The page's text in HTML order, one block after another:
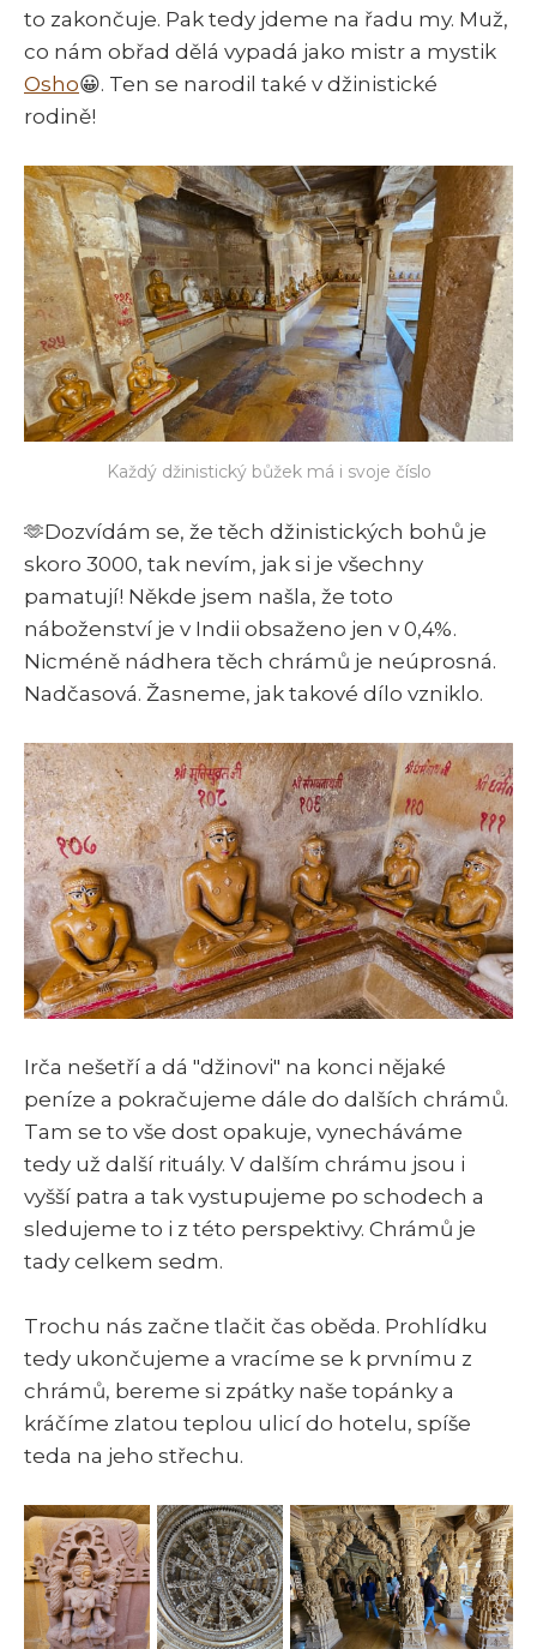
to zakončuje. Pak tedy jdeme na řadu my. Muž,
co nám obřad dělá vypadá jako mistr a mystik
Osho😀. Ten se narodil také v džinistické
rodině!
Každý džinistický bůžek má i svoje číslo
🫶Dozvídám se, že těch džinistických bohů je
skoro 3000, tak nevím, jak si je všechny
pamatují! Někde jsem našla, že toto
náboženství je v Indii obsaženo jen v 0,4%.
Nicméně nádhera těch chrámů je neúprosná.
Nadčasová. Žasneme, jak takové dílo vzniklo.
Irča nešetří a dá "džinovi" na konci nějaké
peníze a pokračujeme dále do dalších chrámů.
Tam se to vše dost opakuje, vynecháváme
tedy už další rituály. V dalším chrámu jsou i
vyšší patra a tak vystupujeme po schodech a
sledujeme to i z této perspektivy. Chrámů je
tady celkem sedm.
Trochu nás začne tlačit čas oběda. Prohlídku
tedy ukončujeme a vracíme se k prvnímu z
chrámů, bereme si zpátky naše topánky a
kráčíme zlatou teplou ulicí do hotelu, spíše
teda na jeho střechu.